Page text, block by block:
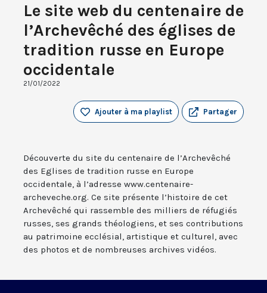
Le site web du centenaire de
l’Archevêché des églises de
tradition russe en Europe
occidentale
21/01/2022
Partager
Ajouter à ma playlist
Découverte du site du centenaire de l’Archevêché
des Eglises de tradition russe en Europe
occidentale, à l’adresse www.centenaire-
archeveche.org. Ce site présente l’histoire de cet
Archevêché qui rassemble des milliers de réfugiés
russes, ses grands théologiens, et ses contributions
au patrimoine ecclésial, artistique et culturel, avec
des photos et de nombreuses archives vidéos.